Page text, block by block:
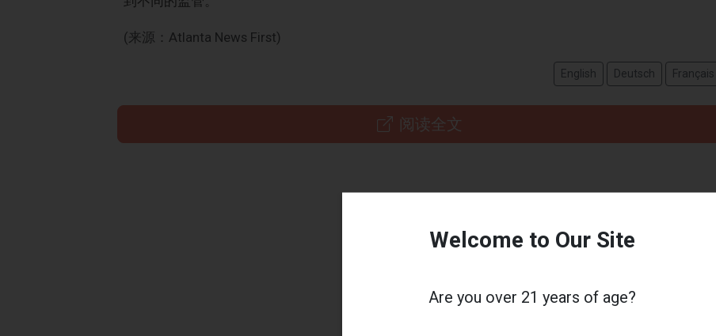
(来源：Atlanta News First)
English Deutsch Français
阅读全文
Welcome to Our Site
Are you over 21 years of age?